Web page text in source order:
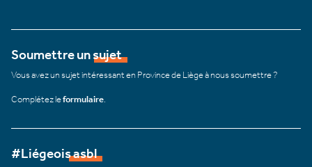
Soumettre un sujet
Vous avez un sujet intéressant en Province de Liège à nous soumettre ?
Complétez leformulaire
#Liégeois asbl